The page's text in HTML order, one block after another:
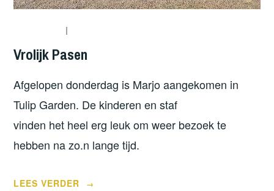
Vrolijk Pasen
Afgelopen donderdag is Marjo aangekomen in
Tulip Garden. De kinderen en staf
vinden het heel erg leuk om weer bezoek te
hebben na zo.n lange tijd.
LEES VERDER
“VROLIJK
→